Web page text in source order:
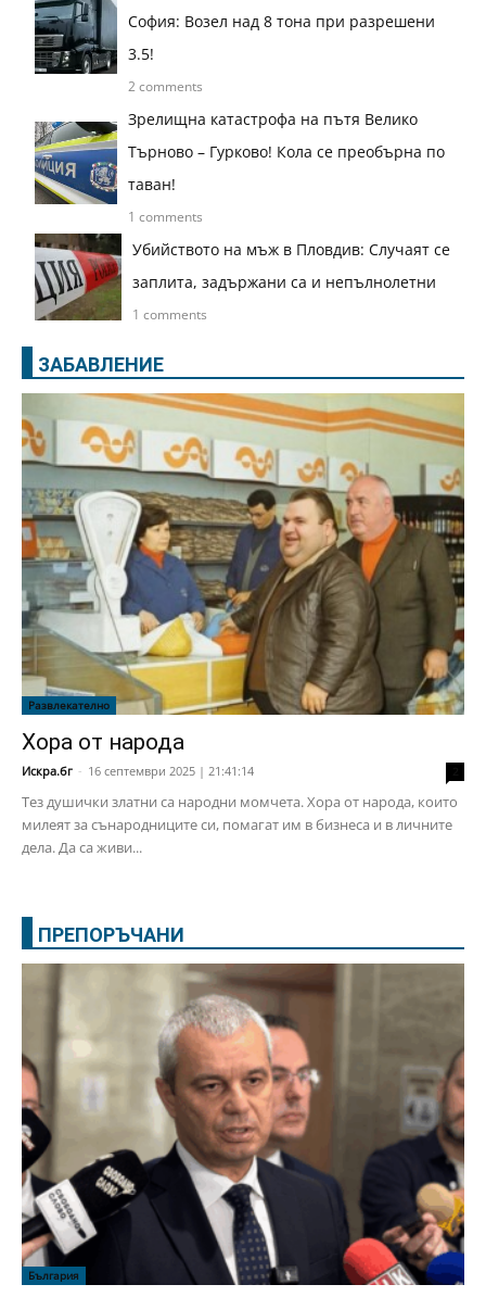
София: Возел над 8 тона при разрешени
3.5!
2 comments
Зрелищна катастрофа на пътя Велико
Търново – Гурково! Кола се преобърна по
таван!
1 comments
Убийството на мъж в Пловдив: Случаят се
заплита, задържани са и непълнолетни
1 comments
ЗАБАВЛЕНИЕ
Развлекателно
Хора от народа
Искра.бг - 16 септември 2025 | 21:41:14
Тез душички златни са народни момчета. Хора от народа, които
милеят за сънародниците си, помагат им в бизнеса и в личните
дела. Да са живи...
ПРЕПОРЪЧАНИ
България